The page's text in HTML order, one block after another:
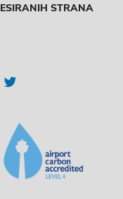
STRANA